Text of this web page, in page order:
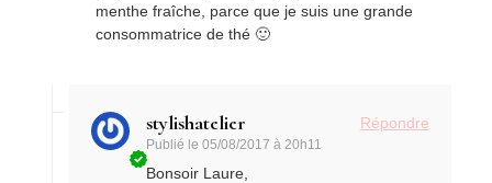
menthe fraîche, parce que je suis une grande
consommatrice de thé 🙂
stylishatelier
Publié le05/08/2017 à 20h11
Répondre
Bonsoir Laure,